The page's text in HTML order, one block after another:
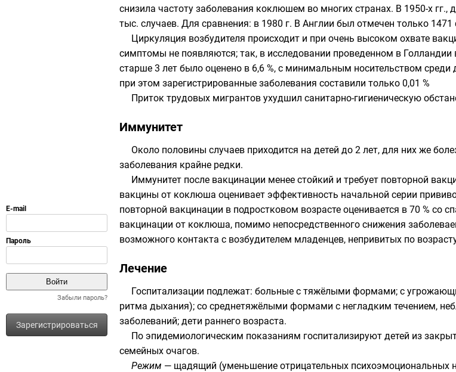
Забыли пароль?
Зарегистрироваться
снизила частоту заболевания коклюшем во многих странах. В 1950-х
тыс. случаев. Для сравнения: в 1980 г. В Англии был отмечен только 1471
Циркуляция возбудителя происходит и при очень высоком охвате
симптомы не появляются; так, в исследовании проведенном в
старше 3 лет было оценено в 6,6 %, с минимальным носительством
при этом зарегистрированные заболевания составили только 0,01 %
Приток трудовых мигрантов ухудшил санитарно-гигиеническую
Иммунитет
Около половины случаев приходится на детей до 2 лет, для них же
заболевания крайне редки.
Иммунитет после вакцинации менее стойкий и требует повторной
вакцины от коклюша оценивает эффективность начальной серии
повторной вакцинации в подростковом возрасте оценивается в 70 %
вакцинации от коклюша, помимо непосредственного снижения
возможного контакта с возбудителем младенцев, непривитых по
Лечение
Госпитализации подлежат: больные с тяжёлыми формами; с
ритма дыхания); со среднетяжёлыми формами с негладким течением,
заболеваний; дети раннего возраста.
По эпидемиологическим показаниям госпитализируют детей из
семейных очагов.
Режим — щадящий (уменьшение отрицательных психоэмоциональных